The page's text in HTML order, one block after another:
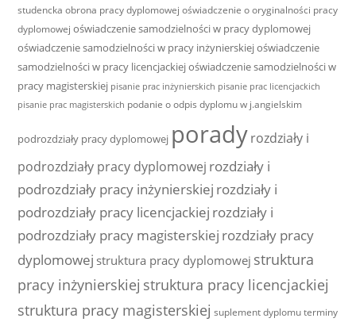
studencka obrona pracy dyplomowej oświadczenie o oryginalności pracy
dyplomowej oświadczenie samodzielności w pracy dyplomowej
oświadczenie samodzielności w pracy inżynierskiejoświadczenie
samodzielności w pracy licencjackiejoświadczenie samodzielności w
pracy magisterskiej pisanie prac inżynierskich pisanie prac licencjackich
pisanie prac magisterskich podanie o odpis dyplomu w j.angielskim
podrozdziały pracy dyplomowej poradyrozdziały i
podrozdziały pracy dyplomowej rozdziały i
podrozdziały pracy inżynierskiej rozdziały i
podrozdziały pracy licencjackiej rozdziały i
podrozdziały pracy magisterskiej rozdziały pracy
dyplomowej struktura pracy dyplomowej struktura
pracy inżynierskiej struktura pracy licencjackiej
struktura pracy magisterskiej suplement dyplomu terminy